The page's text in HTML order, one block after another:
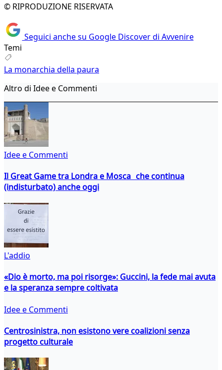
© RIPRODUZIONE RISERVATA
Seguici anche su Google Discover di Avvenire
Temi
La monarchia della paura
Altro di Idee e Commenti
Idee e Commenti
Il Great Game tra Londra e Mosca che continua
(indisturbato) anche oggi
L'addio
«Dio è morto, ma poi risorge»: Guccini, la fede mai avuta
e la speranza sempre coltivata
Idee e Commenti
Centrosinistra, non esistono vere coalizioni senza
progetto culturale